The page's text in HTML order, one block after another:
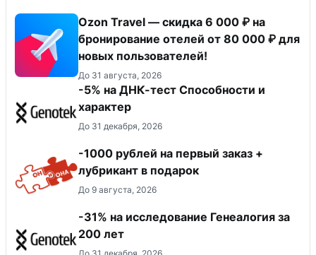
Ozon Travel — скидка 6 000 ₽ на
бронирование отелей от 80 000 ₽ для
новых пользователей!
До 31 августа, 2026
-5% на ДНК-тест Способности и
характер
До 31 декабря, 2026
-1000 рублей на первый заказ +
лубрикант в подарок
До 9 августа, 2026
-31% на исследование Генеалогия за
200 лет